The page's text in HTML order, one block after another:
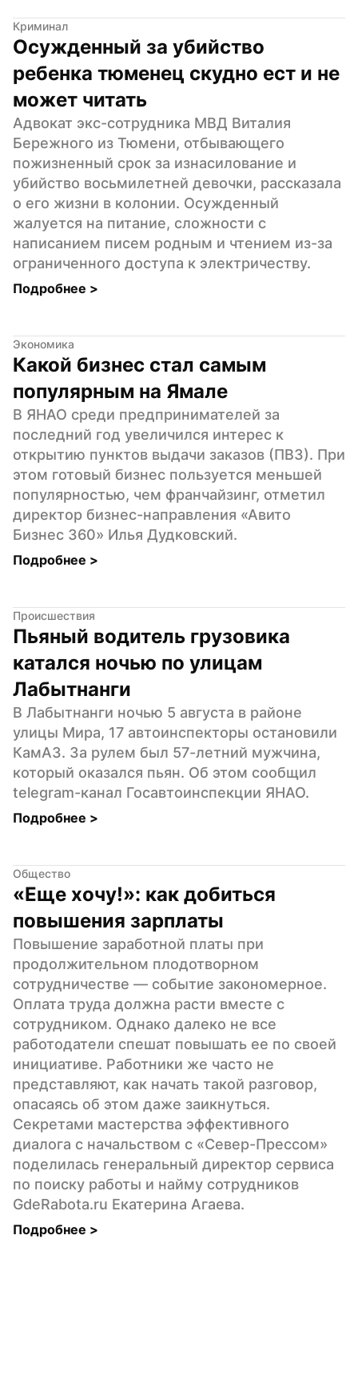
Криминал
Осужденный за убийство
ребенка тюменец скудно ест и не
может читать
Адвокат экс-сотрудника МВД Виталия
Бережного из Тюмени, отбывающего
пожизненный срок за изнасилование и
убийство восьмилетней девочки, рассказала
о его жизни в колонии. Осужденный
жалуется на питание, сложности с
написанием писем родным и чтением из-за
ограниченного доступа к электричеству.
Подробнее >
Экономика
Какой бизнес стал самым
популярным на Ямале
В ЯНАО среди предпринимателей за
последний год увеличился интерес к
открытию пунктов выдачи заказов (ПВЗ). При
этом готовый бизнес пользуется меньшей
популярностью, чем франчайзинг, отметил
директор бизнес-направления «Авито
Бизнес 360» Илья Дудковский.
Подробнее >
Происшествия
Пьяный водитель грузовика
катался ночью по улицам
Лабытнанги
В Лабытнанги ночью 5 августа в районе
улицы Мира, 17 автоинспекторы остановили
КамАЗ. За рулем был 57-летний мужчина,
который оказался пьян. Об этом сообщил
telegram-канал Госавтоинспекции ЯНАО.
Подробнее >
Общество
«Еще хочу!»: как добиться
повышения зарплаты
Повышение заработной платы при
продолжительном плодотворном
сотрудничестве — событие закономерное.
Оплата труда должна расти вместе с
сотрудником. Однако далеко не все
работодатели спешат повышать ее по своей
инициативе. Работники же часто не
представляют, как начать такой разговор,
опасаясь об этом даже заикнуться.
Секретами мастерства эффективного
диалога с начальством с «Север-Прессом»
поделилась генеральный директор сервиса
по поиску работы и найму сотрудников
GdeRabota.ru Екатерина Агаева.
Подробнее >